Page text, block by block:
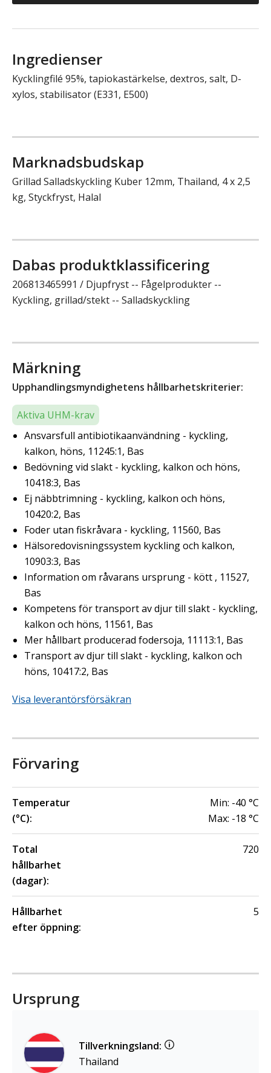
Ingredienser
Kycklingfilé 95%, tapiokastärkelse, dextros, salt, D-
xylos, stabilisator (E331, E500)
Marknadsbudskap
Grillad Salladskyckling Kuber 12mm, Thailand, 4 x 2,5
kg, Styckfryst, Halal
Dabas produktklassificering
206813465991 / Djupfryst -- Fågelprodukter --
Kyckling, grillad/stekt -- Salladskyckling
Märkning
Upphandlingsmyndighetens hållbarhetskriterier:
Aktiva UHM-krav
Ansvarsfull antibiotikaanvändning - kyckling,
kalkon, höns, 11245:1, Bas
Bedövning vid slakt - kyckling, kalkon och höns,
10418:3, Bas
Ej näbbtrimning - kyckling, kalkon och höns,
10420:2, Bas
Foder utan fiskråvara - kyckling, 11560, Bas
Hälsoredovisningssystem kyckling och kalkon,
10903:3, Bas
Information om råvarans ursprung - kött , 11527,
Bas
Kompetens för transport av djur till slakt - kyckling,
kalkon och höns, 11561, Bas
Mer hållbart producerad fodersoja, 11113:1, Bas
Transport av djur till slakt - kyckling, kalkon och
höns, 10417:2, Bas
Visa leverantörsförsäkran
Förvaring
Temperatur
(°C):
Min: -40 °C
Max: -18 °C
Total
hållbarhet
(dagar):
720
Hållbarhet
efter öppning:
5
Ursprung
Tillverkningsland:
Thailand